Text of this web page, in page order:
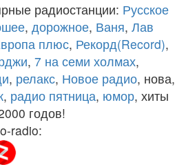
радиостанции: Русское
, дорожное, Ваня, Лав
плюс, Рекорд(Record),
, 7 на семи холмах,
, релакс, Новое радио, нова,
, радио пятница, юмор, хиты
годов!
radio: